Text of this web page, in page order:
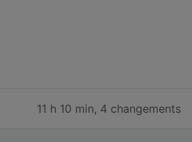
11 h 10 min, 4 changements